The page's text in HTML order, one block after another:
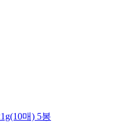
매) 5봉